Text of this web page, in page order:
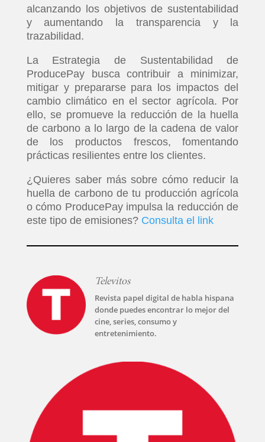
alcanzando los objetivos de sustentabilidad
y aumentando la transparencia y la
trazabilidad.
La Estrategia de Sustentabilidad de
ProducePay busca contribuir a minimizar,
mitigar y prepararse para los impactos del
cambio climático en el sector agrícola. Por
ello, se promueve la reducción de la huella
de carbono a lo largo de la cadena de valor
de los productos frescos, fomentando
prácticas resilientes entre los clientes.
¿Quieres saber más sobre cómo reducir la
huella de carbono de tu producción agrícola
o cómo ProducePay impulsa la reducción de
este tipo de emisiones? Consulta el link​
Televitos
Revista papel digital de habla hispana
donde puedes encontrar lo mejor del
cine, series, consumo y
entretenimiento.